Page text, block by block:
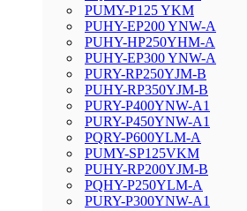
PUMY-P125 YKM
PUHY-EP200 YNW-A
PUHY-HP250YHM-A
PUHY-EP300 YNW-A
PURY-RP250YJM-B
PUHY-RP350YJM-B
PURY-P400YNW-A1
PURY-P450YNW-A1
PQRY-P600YLM-A
PUMY-SP125VKM
PUHY-RP200YJM-B
PQHY-P250YLM-A
PURY-P300YNW-A1